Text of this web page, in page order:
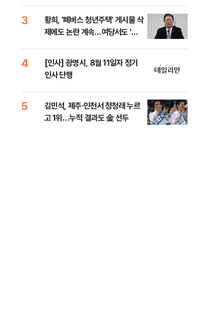
3
황희, '폐버스 청년주택' 게시물 삭
제에도 논란 계속…여당서도 '내
4
[인사] 광명시, 8월 11일자 정기
인사 단행
5
김민석, 제주·인천서 정청래 누르
고 1위…누적 결과도 金 선두